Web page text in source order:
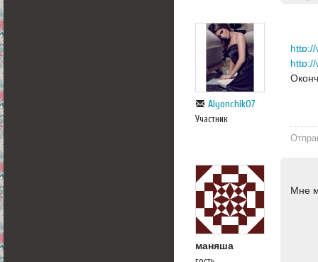
Alyonchik07
Участник
маняша
Мне